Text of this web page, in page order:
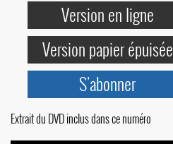
Version en ligne
Version papier épuisée
S'abonner
Extrait du DVD inclus dans ce numéro